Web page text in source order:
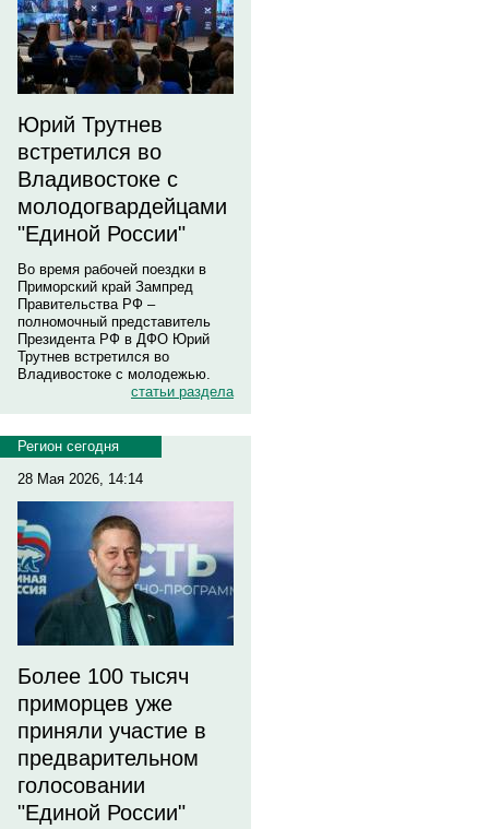
Юрий Трутнев
встретился во
Владивостоке с
молодогвардейцами
"Единой России"
Во время рабочей поездки в
Приморский край Зампред
Правительства РФ –
полномочный представитель
Президента РФ в ДФО Юрий
Трутнев встретился во
Владивостоке с молодежью.
статьи раздела
Регион сегодня
28 Мая 2026, 14:14
Более 100 тысяч
приморцев уже
приняли участие в
предварительном
голосовании
"Единой России"